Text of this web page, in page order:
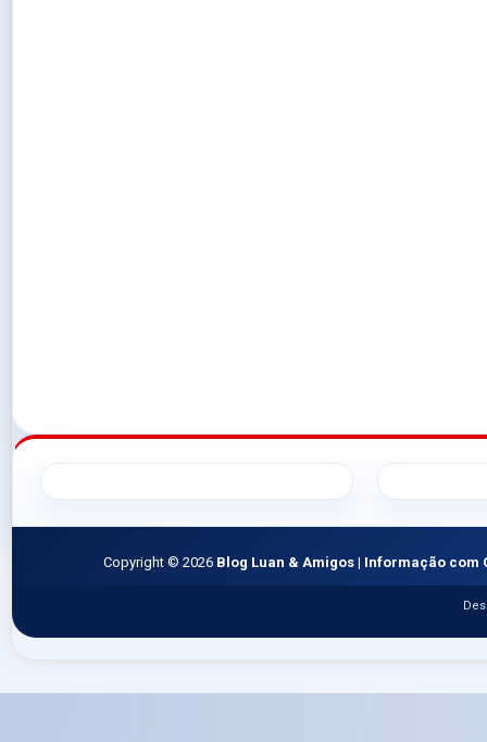
Copyright © 2026 Blog Luan & Amigos | Informação